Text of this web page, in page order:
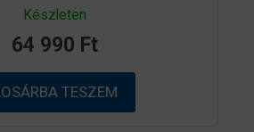
0
a
5
b
ő
l
Készleten
64 990 Ft
TESZEM